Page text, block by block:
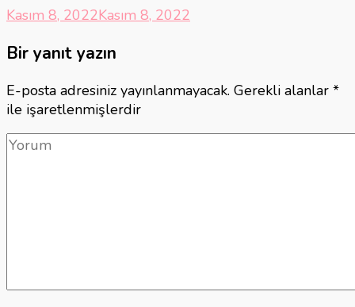
Kasım 8, 2022Kasım 8, 2022
Bir yanıt yazın
E-posta adresiniz yayınlanmayacak. Gerekli alanlar *
ile işaretlenmişlerdir
Yorum